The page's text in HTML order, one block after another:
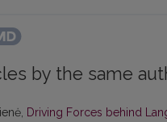
by the same
Driving Forces behind